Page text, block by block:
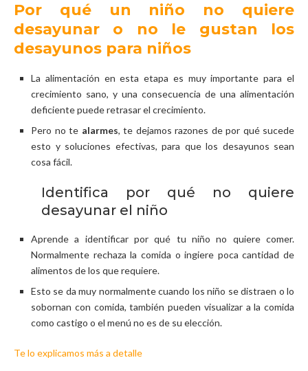
Por qué un niño no quiere
desayunar o no le gustan los
desayunos para niños
La alimentación en esta etapa es muy importante para el
crecimiento sano, y una consecuencia de una alimentación
deficiente puede retrasar el crecimiento.
Pero no te alarmes, te dejamos razones de por qué sucede
esto y soluciones efectivas, para que los desayunos sean
cosa fácil.
Identifica por qué no quiere
desayunar el niño
Aprende a identificar por qué tu niño no quiere comer.
Normalmente rechaza la comida o ingiere poca cantidad de
alimentos de los que requiere.
Esto se da muy normalmente cuando los niño se distraen o lo
sobornan con comida, también pueden visualizar a la comida
como castigo o el menú no es de su elección.
Te lo explicamos más a detalle